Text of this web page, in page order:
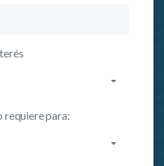
requiere para: